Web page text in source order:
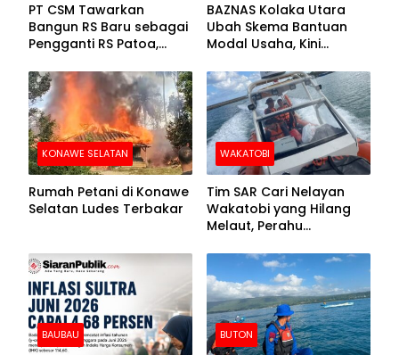
PT CSM Tawarkan
Bangun RS Baru sebagai
Pengganti RS Patoa,
Kolut
BAZNAS Kolaka Utara
Ubah Skema Bantuan
Modal Usaha, Kini
Barang Senilai Rp419,5
Juta
KONAWE SELATAN
Rumah Petani di Konawe
Selatan Ludes Terbakar
WAKATOBI
Tim SAR Cari Nelayan
Wakatobi yang Hilang
Melaut, Perahu
Kemasukan Air
BAUBAU BUTON